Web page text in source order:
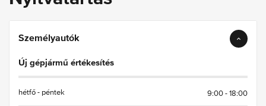
Személyautók
Új gépjármű értékesítés
hétfő - péntek 9:00 - 18:00